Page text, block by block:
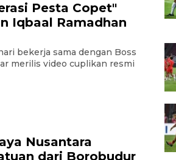
Pesta Copet"
Iqbaal Ramadhan
bekerja sama dengan Boss
merilis video cuplikan resmi
Nusantara
dari Borobudur